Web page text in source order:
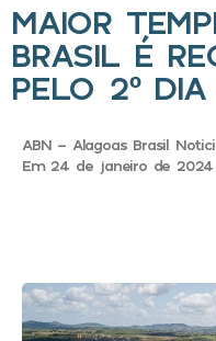
MAIOR
BRASIL É
PELO 2º
ABN - Alagoas Brasil
Em 24 de janeiro de 2024